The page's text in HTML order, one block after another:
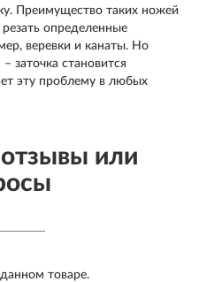
Преимущество таких ножей
определенные
веревки и канаты. Но
заточка становится
эту проблему в любых
или
товаре.